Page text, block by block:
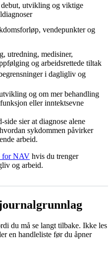
utvikling og viktige
vendepunkter og
utredning, medisiner,
og arbeidsrettede tiltak
i dagligliv og
og om mer behandling
eller inntektsevne
sier at diagnose alene
sykdommen påvirker
arbeid.
for NAV hvis du trenger
og arbeid.
du må se langt tilbake. Ikke les
en handleliste før du åpner